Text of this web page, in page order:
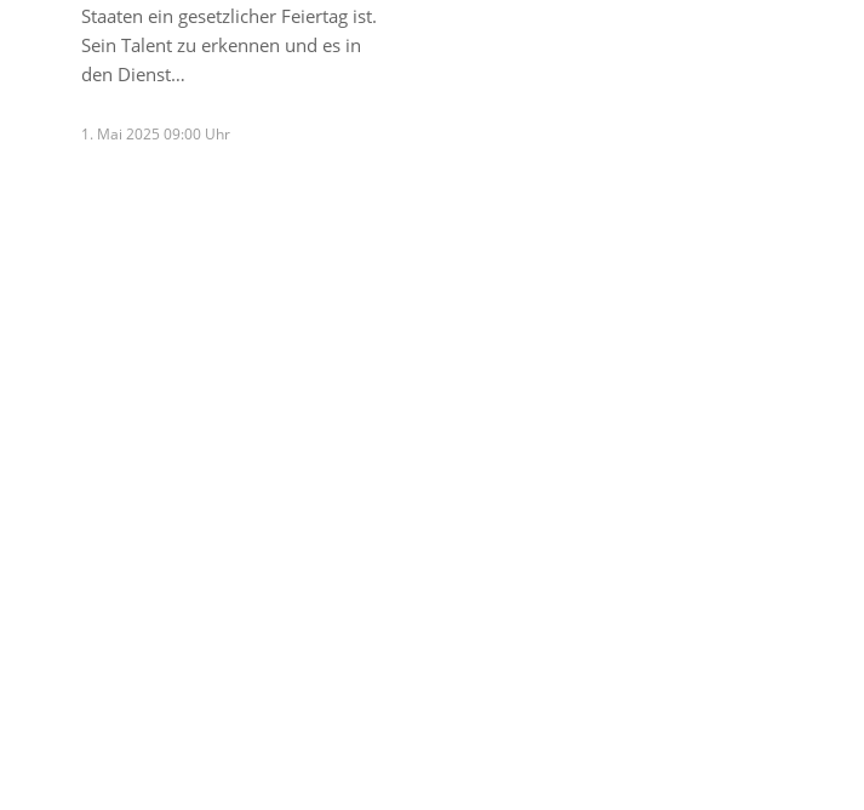
Staaten ein gesetzlicher Feiertag ist.
Sein Talent zu erkennen und es in
den Dienst…
1. Mai 2025 09:00 Uhr